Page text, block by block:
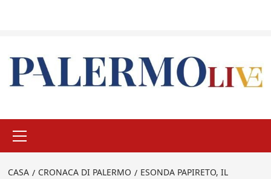
principale
CASA CRONACA DI PALERMO
ESONDA PAPIRETO, IL